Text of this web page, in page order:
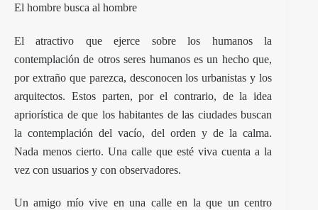
El hombre busca al hombre
El atractivo que ejerce sobre los humanos la
contemplación de otros seres humanos es un hecho que,
por extraño que parezca, desconocen los urbanistas y los
arquitectos. Estos parten, por el contrario, de la idea
apriorística de que los habitantes de las ciudades buscan
la contemplación del vacío, del orden y de la calma.
Nada menos cierto. Una calle que esté viva cuenta a la
vez con usuarios y con observadores.
Un amigo mío vive en una calle en la que un centro